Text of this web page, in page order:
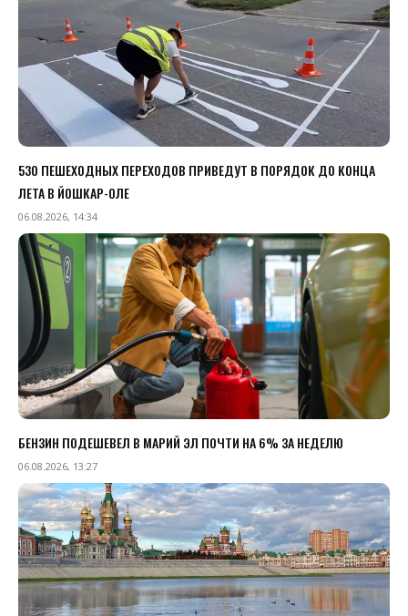
530 ПЕШЕХОДНЫХ ПЕРЕХОДОВ ПРИВЕДУТ В ПОРЯДОК ДО КОНЦА
ЛЕТА В ЙОШКАР-ОЛЕ
06.08.2026, 14:34
БЕНЗИН ПОДЕШЕВЕЛ В МАРИЙ ЭЛ ПОЧТИ НА 6% ЗА НЕДЕЛЮ
06.08.2026, 13:27